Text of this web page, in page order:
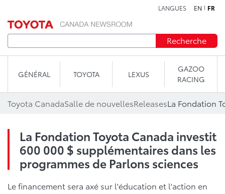
LANGUES EN FR
Recherche
GÉNÉRAL TOYOTA LEXUS
GAZOO
RACING
Toyota CanadaSalle de nouvellesReleases
La Fondation Toyota Canada investit
600 000 $ supplémentaires dans les
programmes de Parlons sciences
Le financement sera axé sur l'éducation et l'action en